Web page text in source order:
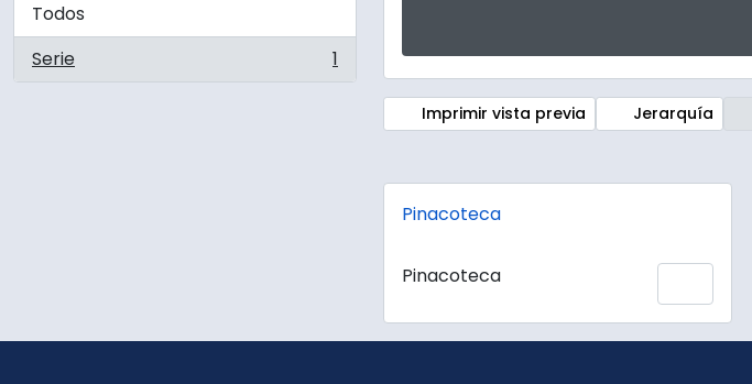
Todos
Serie
, 1 resultados 1
Imprimir vista previa Jerarquía
Pinacoteca
Pinacoteca